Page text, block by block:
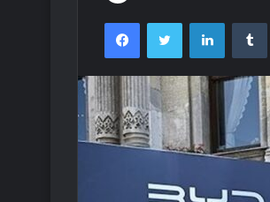
FacebookTwitter LinkedIn